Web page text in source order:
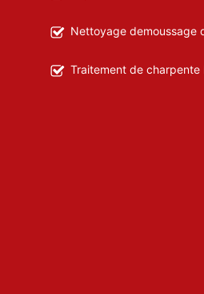
Nettoyage demoussage
Traitement de